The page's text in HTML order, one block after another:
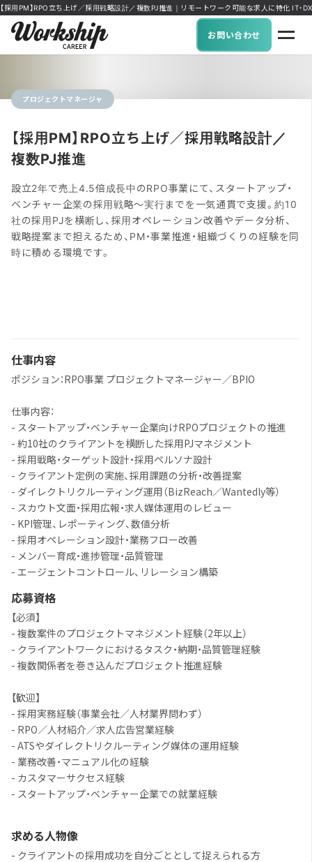
【採用PM】RPO立ち上げ／採用戦略設計／複数PJ推進｜リモートワーク可能な求人に特化 IT・
お問い合わせ
プロジェクトマネージャ
【採用PM】RPO立ち上げ／採用戦略設計／
複数PJ推進
設立2年で売上4.5倍成長中のRPO事業にて、スタートアップ・
ベンチャー企業の採用戦略〜実行までを一気通貫で支援。約10
社の採用PJを横断し、採用オペレーション改善やデータ分析、
戦略提案まで担えるため、PM・事業推進・組織づくりの経験を同
時に積める環境です。
仕事内容
ポジション：RPO事業 プロジェクトマネージャー／BPIO
仕事内容：
- スタートアップ・ベンチャー企業向けRPOプロジェクトの推進
- 約10社のクライアントを横断した採用PJマネジメント
- 採用戦略・ターゲット設計・採用ペルソナ設計
- クライアント定例の実施、採用課題の分析・改善提案
- ダイレクトリクルーティング運用（BizReach／Wantedly等）
- スカウト文面・採用広報・求人媒体運用のレビュー
- KPI管理、レポーティング、数値分析
- 採用オペレーション設計・業務フロー改善
- メンバー育成・進捗管理・品質管理
- エージェントコントロール、リレーション構築
応募資格
【必須】
- 複数案件のプロジェクトマネジメント経験（2年以上）
- クライアントワークにおけるタスク・納期・品質管理経験
- 複数関係者を巻き込んだプロジェクト推進経験
【歓迎】
- 採用実務経験（事業会社／人材業界問わず）
- RPO／人材紹介／求人広告営業経験
- ATSやダイレクトリクルーティング媒体の運用経験
- 業務改善・マニュアル化の経験
- カスタマーサクセス経験
- スタートアップ・ベンチャー企業での就業経験
求める人物像
- クライアントの採用成功を自分ごととして捉えられる方